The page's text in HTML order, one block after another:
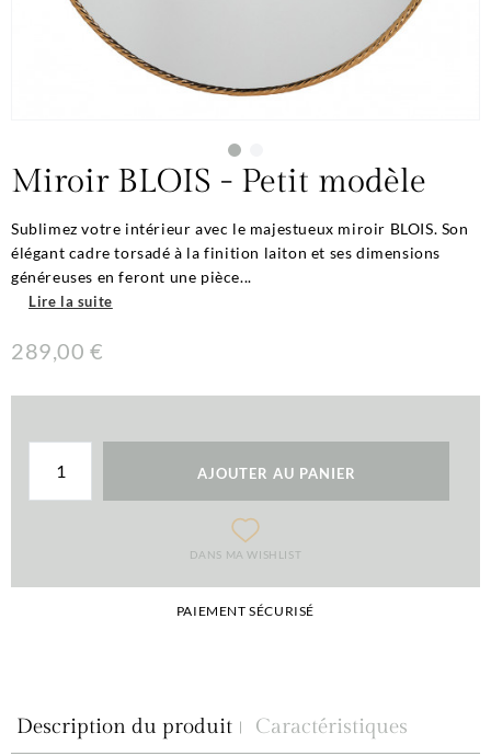
Miroir BLOIS - Petit modèle
Sublimez votre intérieur avec le majestueux miroir BLOIS. Son
élégant cadre torsadé à la finition laiton et ses dimensions
généreuses en feront une pièce...
Lire la suite
289,00 €
AJOUTER AU PANIER
DANS MA WISHLIST
PAIEMENT SÉCURISÉ
Description du produit Caractéristiques